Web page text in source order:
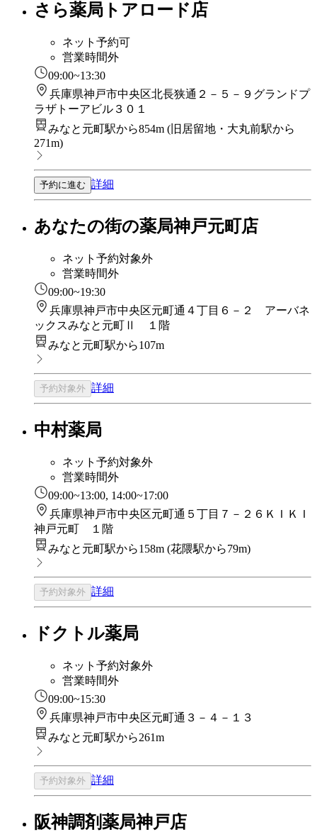
さら薬局トアロード店
ネット予約可
営業時間外
09:00~13:30
兵庫県神戸市中央区北長狭通２－５－９グランドプ
ラザトーアビル３０１
みなと元町駅から854m ( 旧居留地・大丸前駅から
271m)
予約に進む 詳細
あなたの街の薬局神戸元町店
ネット予約対象外
営業時間外
09:00~19:30
兵庫県神戸市中央区元町通４丁目６－２ アーバネ
ックスみなと元町Ⅱ １階
みなと元町駅から107m
予約対象外 詳細
中村薬局
ネット予約対象外
営業時間外
09:00~13:00, 14:00~17:00
兵庫県神戸市中央区元町通５丁目７－２６ＫＩＫＩ
神戸元町 １階
みなと元町駅から158m (花隈駅から79m)
予約対象外 詳細
ドクトル薬局
ネット予約対象外
営業時間外
09:00~15:30
兵庫県神戸市中央区元町通３－４－１３
みなと元町駅から261m
予約対象外 詳細
阪神調剤薬局神戸店